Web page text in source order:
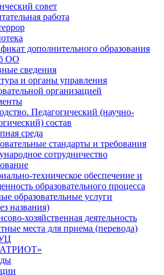
совет
работа
дополнительного образования
ОО
сведения
и органы управления
организацией
Педагогический (научно-
состав
среда
стандарты и требования
сотрудничество
техническое обеспечение и
образовательного процесса
образовательные услуги
названия)
хозяйственная деятельность
места для приема (перевода)